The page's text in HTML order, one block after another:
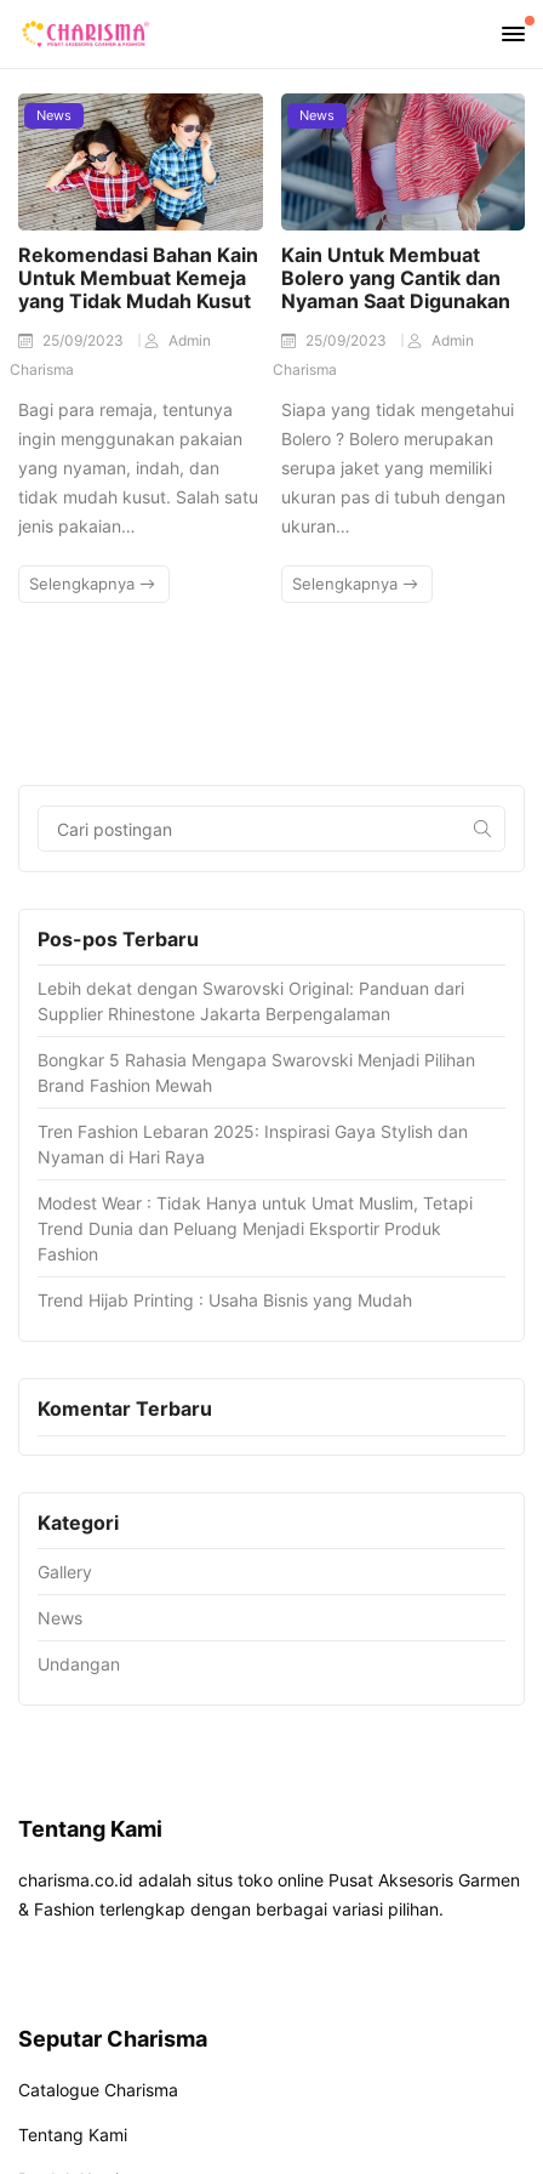
News
Rekomendasi Bahan Kain
Untuk Membuat Kemeja
yang Tidak Mudah Kusut
25/09/2023
Admin
Charisma
Bagi para remaja, tentunya
ingin menggunakan pakaian
yang nyaman, indah, dan
tidak mudah kusut. Salah satu
jenis pakaian…
Selengkapnya
News
Kain Untuk Membuat
Bolero yang Cantik dan
Nyaman Saat Digunakan
25/09/2023
Admin
Charisma
Siapa yang tidak mengetahui
Bolero ? Bolero merupakan
serupa jaket yang memiliki
ukuran pas di tubuh dengan
ukuran…
Selengkapnya
Pos-pos Terbaru
Lebih dekat dengan Swarovski Original: Panduan dari
Supplier Rhinestone Jakarta Berpengalaman
Bongkar 5 Rahasia Mengapa Swarovski Menjadi Pilihan
Brand Fashion Mewah
Tren Fashion Lebaran 2025: Inspirasi Gaya Stylish dan
Nyaman di Hari Raya
Modest Wear : Tidak Hanya untuk Umat Muslim, Tetapi
Trend Dunia dan Peluang Menjadi Eksportir Produk
Fashion
Trend Hijab Printing : Usaha Bisnis yang Mudah
Komentar Terbaru
Kategori
Gallery
News
Undangan
Tentang Kami
charisma.co.id adalah situs toko online Pusat Aksesoris Garmen
& Fashion terlengkap dengan berbagai variasi pilihan.
Seputar Charisma
Catalogue Charisma
Tentang Kami